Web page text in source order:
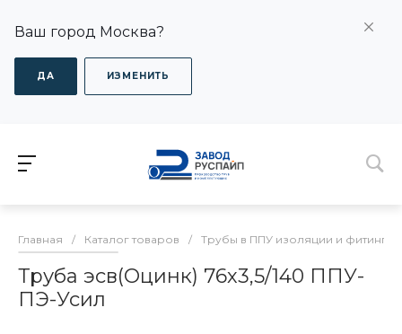
Ваш город Москва?
ДА ИЗМЕНИТЬ
Главная / Каталог товаров / Трубы в ППУ изоляции и фитинги
Труба эсв(Оцинк) 76х3,5/140 ППУ-
ПЭ-Усил